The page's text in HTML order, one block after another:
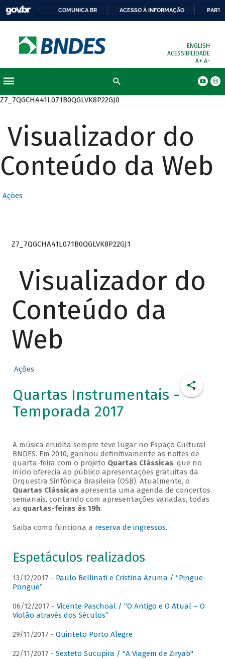
COMUNICA BR ACESSO À INFORMAÇÃO
ENGLISH
ACESSIBILIDADE
A+ A-
Z7_7QGCHA41L071B0QGLVK8P22GJ0
Visualizador do
Conteúdo da Web
Ações
Z7_7QGCHA41L071B0QGLVK8P22GJ1
Visualizador do
Conteúdo da
Web
Ações
Quartas Instrumentais -
Temporada 2017
A música erudita sempre teve lugar no Espaço Cultural
BNDES. Em 2010, ganhou definitivamente as noites de
quarta-feira com o projeto Quartas Clássicas, que no
início oferecia ao público apresentações gratuitas da
Orquestra Sinfônica Brasileira (OSB). Atualmente, o
Quartas Clássicasapresenta uma agenda de concertos
semanais, contando com apresentações variadas, todas
as quartas-feiras às 19h.
Saiba como funciona a reserva de ingressos.
Espetáculos realizados
13/12/2017 - Paulo Bellinati e Cristina Azuma / “Pingue-
Pongue”
06/12/2017 - Vicente Paschoal / “O Antigo e O Atual – O
Violão através dos Séculos”
29/11/2017 - Quinteto Porto Alegre
22/11/2017 - Sexteto Sucupira / "A Viagem de Ziryab"